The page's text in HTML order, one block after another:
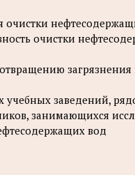
очистки
загрязнения
заведений,
занимающихся
вод